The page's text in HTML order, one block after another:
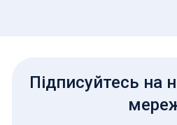
Підписуйтесь на